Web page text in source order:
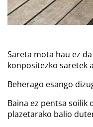
Sareta mota hau ez
konpositezko saretek
Beherago esango
Baina ez pentsa soilik
plazetarako balio